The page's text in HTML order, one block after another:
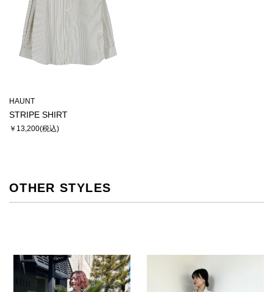
HAUNT
STRIPE SHIRT
￥13,200
OTHER STYLES